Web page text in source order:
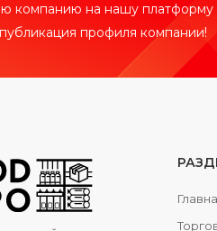
компанию на нашу
публикация профиля компании!